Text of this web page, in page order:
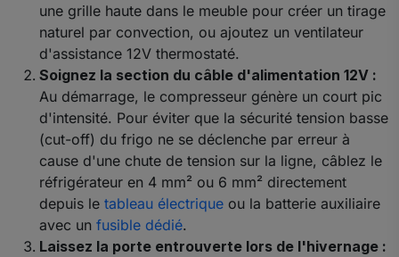
une grille haute dans le meuble pour créer un tirage
naturel par convection, ou ajoutez un ventilateur
d'assistance 12V thermostaté.
Soignez la section du câble d'alimentation 12V :
Au démarrage, le compresseur génère un court pic
d'intensité. Pour éviter que la sécurité tension basse
(cut-off) du frigo ne se déclenche par erreur à
cause d'une chute de tension sur la ligne, câblez le
réfrigérateur en 4 mm² ou 6 mm² directement
depuis le tableau électrique ou la batterie auxiliaire
avec un fusible dédié.
Laissez la porte entrouverte lors de l'hivernage :